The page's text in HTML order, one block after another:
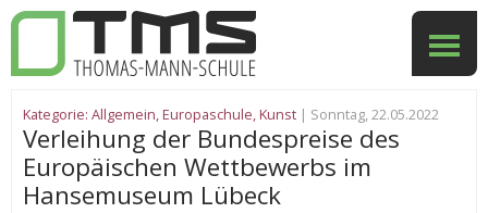
Kategorie: Allgemein,Europaschule,Kunst | Sonntag, 22.05.2022
Verleihung der Bundespreise des
Europäischen Wettbewerbs im
Hansemuseum Lübeck